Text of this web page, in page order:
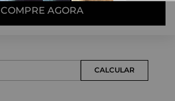
COMPRE AGORA